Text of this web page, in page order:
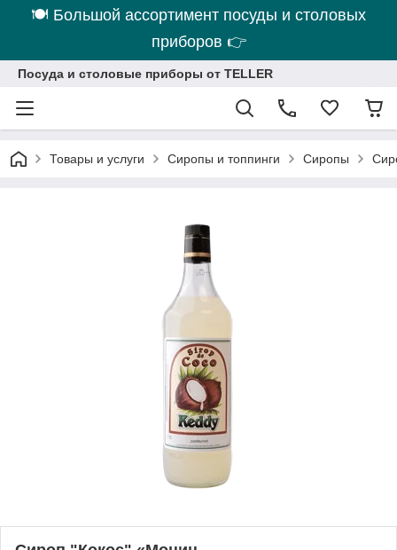
🍽 Большой ассортимент посуды и столовых
приборов 👉
Посуда и столовые приборы от TELLER
Товары и услуги Сиропы и топпинги Сиропы